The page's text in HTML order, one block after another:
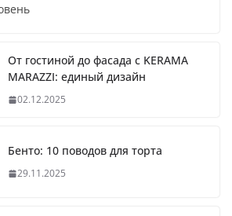
От гостиной до фасада с KERAMA
MARAZZI: единый дизайн
02.12.2025
Бенто: 10 поводов для торта
29.11.2025